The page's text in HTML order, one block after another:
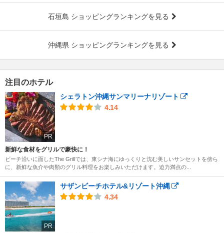
石垣島 ショッピングランキングを見る
沖縄県 ショッピングランキングを見る
注目のホテル
PR
シェラトン沖縄サンマリーナリゾート
4.14
新鮮な食材をグリルで豪快に！
ビーチ沿いに面したThe Grillでは、東シナ海にゆっくりと沈む美しいサンセットを傍ら
に、新鮮な魚介や肉類のグリル料理をお楽しみいただけます。迫力満点の...
PR
サザンビーチホテル&リゾート沖縄
4.34